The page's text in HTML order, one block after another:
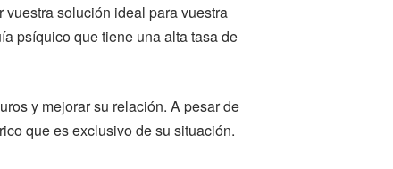
solución ideal para vuestra
psíquico que tiene una alta tasa de
y mejorar su relación. A pesar de
que es exclusivo de su situación.